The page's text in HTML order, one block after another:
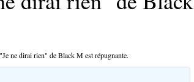
ne dirai rien" de Black M est répugnante.